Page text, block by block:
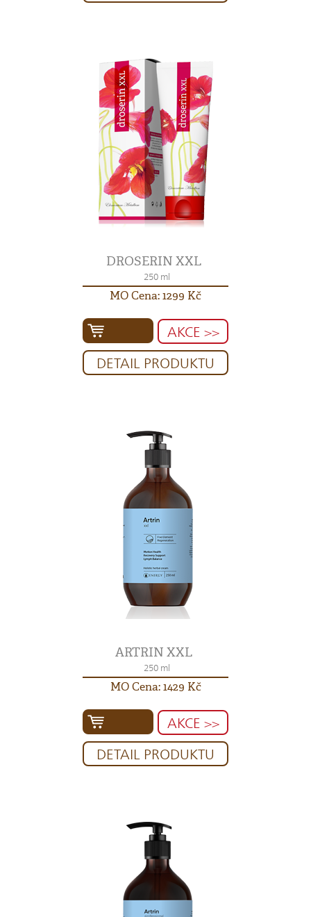
DROSERIN XXL
250 ml
MO Cena: 1299 Kč
AKCE >>
DETAIL PRODUKTU
ARTRIN XXL
250 ml
MO Cena: 1429 Kč
AKCE >>
DETAIL PRODUKTU